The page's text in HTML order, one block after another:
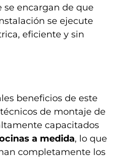
se encargan de que
se ejecute
eficiente y sin
beneficios de este
de montaje de
capacitados
a medida, lo que
completamente los